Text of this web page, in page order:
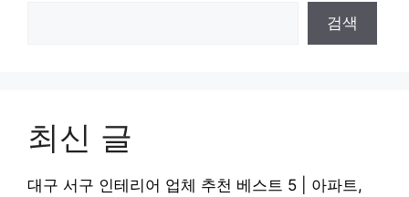
검색
최신 글
대구 서구 인테리어 업체 추천 베스트 5 | 아파트,